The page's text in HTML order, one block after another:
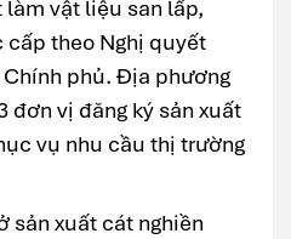
vật liệu san lấp,
cấp theo Nghị quyết
phủ. Địa phương
đơn vị đăng ký sản xuất
vụ nhu cầu thị trường
sản xuất cát nghiền